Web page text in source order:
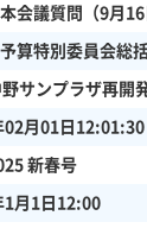
会議質問（9月16
算特別委員会総
サンプラザ再開
02月01日12:01:30
新春号
1月1日12:00